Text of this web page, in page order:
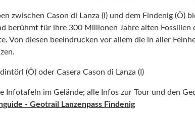
zwischen Cason di Lanza (I) und dem Findenig (Ö)
berühmt für ihre 300 Millionen Jahre alten Fossilien
Von diesen beeindrucken vor allem die in aller
(Ö) oder Casera Cason di Lanza (I)
Infotafeln im Gelände; alle Infos zur Tour und den
- Geotrail Lanzenpass Findenig